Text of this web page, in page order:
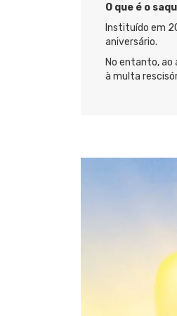
O que é o
Instituído em
aniversário.
No entanto, ao
à multa